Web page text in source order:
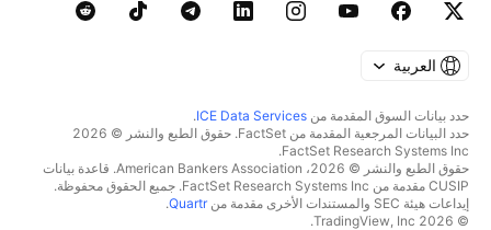
العربية
حدد بيانات السوق المقدمة من ICE Data Services
.
حدد البيانات المرجعية المقدمة من FactSet. حقوق الطبع والنشر © 2026
FactSet Research Systems Inc.
حقوق الطبع والنشر © 2026، American Bankers Association. قاعدة بيانات
CUSIP مقدمة من FactSet Research Systems Inc. جميع الحقوق محفوظة.
إيداعات هيئة SEC والمستندات الأخرى مقدمة من
Quartr
.
© 2026 TradingView, Inc.